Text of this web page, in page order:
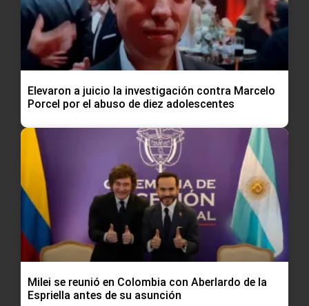
Elevaron a juicio la investigación contra Marcelo
Porcel por el abuso de diez adolescentes
Milei se reunió en Colombia con Aberlardo de la
Espriella antes de su asunción